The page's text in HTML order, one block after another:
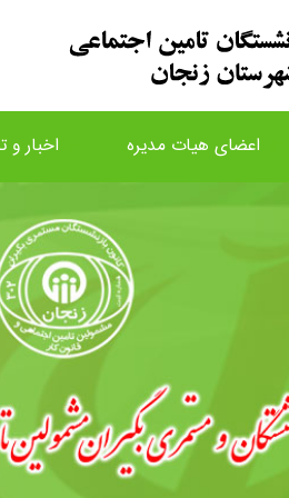
اعضای هیات مدیره اخبار و